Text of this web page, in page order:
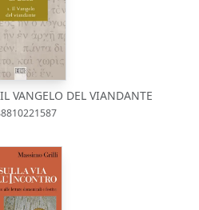
VANGELO DEL VIANDANTE